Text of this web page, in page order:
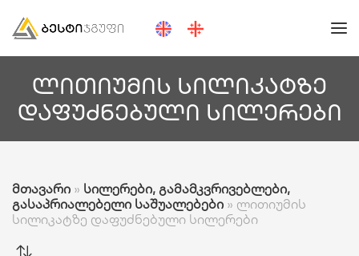
ლითიუმის სილიკატზე
დაფუძნებული სილერები
მთავარი » სილერები, გამამკვრივებლები,
გასაპრიალებელი საშუალებები » ლითიუმის
სილიკატზე დაფუძნებული სილერები